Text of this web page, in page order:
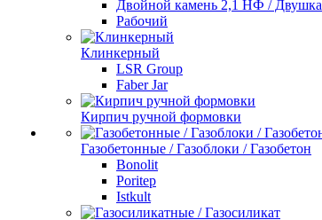
Двойной камень 2,1 НФ / Двушка
Рабочий
Клинкерный
LSR Group
Faber Jar
Кирпич ручной формовки
Газобетонные / Газоблоки / Газобетон
Bonolit
Poritep
Istkult